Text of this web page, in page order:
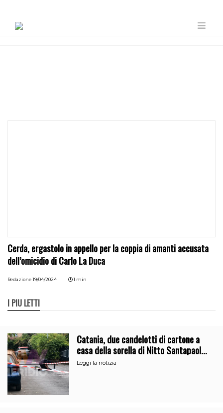
Cerda, ergastolo in appello per la coppia di amanti accusata
dell’omicidio di Carlo La Duca
Redazione 19/04/2024 1 min
I PIÙ LETTI
Catania, due candelotti di cartone a
casa della sorella di Nitto Santapaola.
Le indagini
Leggi la notizia